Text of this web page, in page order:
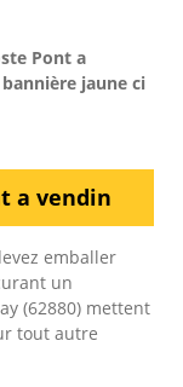
Pont a
jaune ci
a vendin
emballer
un
(62880) mettent
tout autre